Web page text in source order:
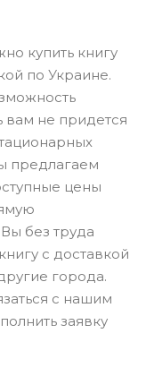
купить книгу
по Украине.
вам не придется
предлагаем
цены
без труда
с доставкой
города.
с нашим
заявку